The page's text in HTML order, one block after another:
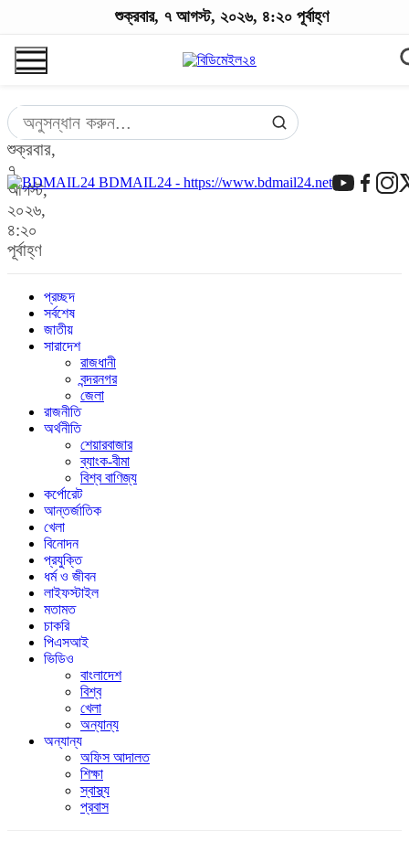
শুক্রবার,
৭
আগস্ট,
২০২৬,
৪:২০
পূর্বাহ্ণ
BDMAIL24 - https://www.bdmail24.net
প্রচ্ছদ
সর্বশেষ
জাতীয়
সারাদেশ
রাজধানী
বন্দরনগর
জেলা
রাজনীতি
অর্থনীতি
শেয়ারবাজার
ব্যাংক-বীমা
বিশ্ব বাণিজ্য
কর্পোরেট
আন্তর্জাতিক
খেলা
বিনোদন
প্রযুক্তি
ধর্ম ও জীবন
লাইফস্টাইল
মতামত
চাকরি
পিএসআই
ভিডিও
বাংলাদেশ
বিশ্ব
খেলা
অন্যান্য
অন্যান্য
অফিস আদালত
শিক্ষা
স্বাস্থ্য
প্রবাস
শুক্রবার, ৭ আগস্ট, ২০২৬, ৪:২০ পূর্বাহ্ণ